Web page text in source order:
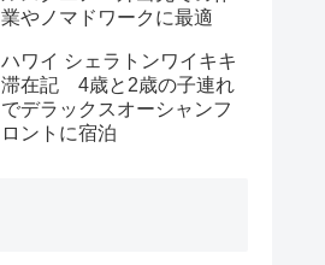
業やノマドワークに最適
ハワイ シェラトンワイキキ
滞在記 4歳と2歳の子連れ
でデラックスオーシャンフ
ロントに宿泊